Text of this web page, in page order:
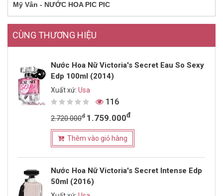
Mỹ Vân - NƯỚC HOA PIC PIC
CÙNG THƯƠNG HIỆU
Nước Hoa Nữ Victoria's Secret Eau So Sexy
Edp 100ml (2014)
Xuất xứ:Usa
116
2.720.000đ 1.759.000đ
Thêm vào giỏ hàng
Nước Hoa Nữ Victoria's Secret Intense Edp
50ml (2016)